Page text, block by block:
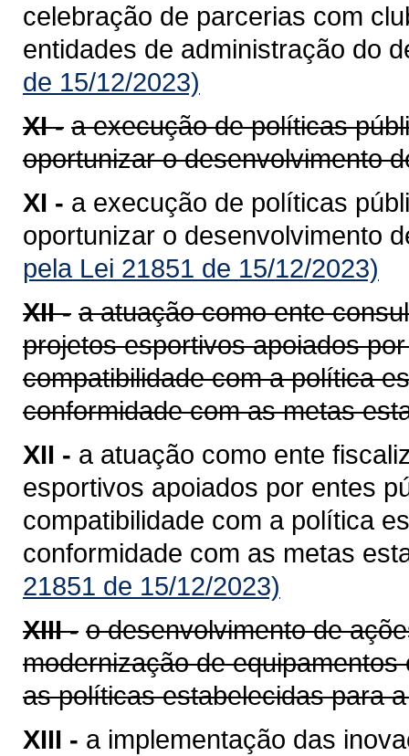
celebração de parcerias com
entidades de administração do
de 15/12/2023)
XI - a execução de políticas
oportunizar o desenvolvimento
XI - a execução de políticas
oportunizar o desenvolvimento
pela Lei 21851 de 15/12/2023)
XII - a atuação como ente
projetos esportivos apoiados
compatibilidade com a política
conformidade com as metas
XII - a atuação como ente
esportivos apoiados por entes
compatibilidade com a política
conformidade com as metas
21851 de 15/12/2023)
XIII - o desenvolvimento de
modernização de
as políticas estabelecidas para
XIII - a implementação das